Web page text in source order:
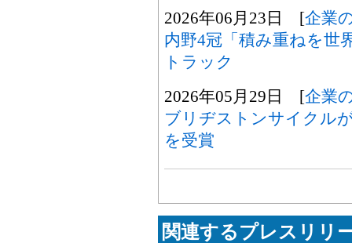
2026年06月23日 [企業
内野4冠「積み重ねを世
トラック
2026年05月29日 [企業
ブリヂストンサイクル
を受賞
関連するプレスリリ